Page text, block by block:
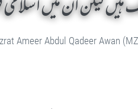
Ameer Abdul Qadeer Awan